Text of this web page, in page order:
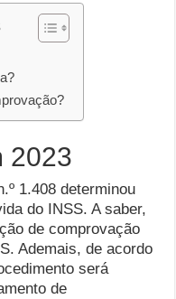
2023
1.408 determinou
do INSS. A saber,
de comprovação
Ademais, de acordo
será
de